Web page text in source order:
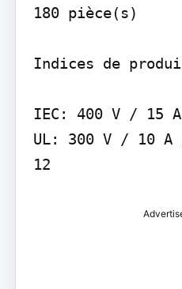
180 pièce(s)
Indices de
IEC: 400 V / 15
UL: 300 V / 10 A /